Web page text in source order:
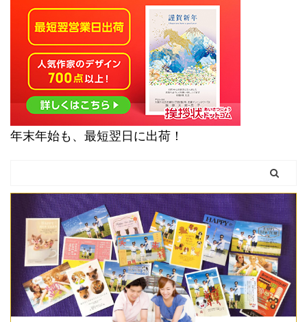
年末年始も、最短翌日に出荷！